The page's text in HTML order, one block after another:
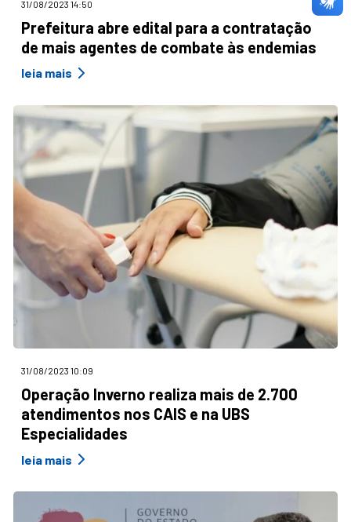
31/08/2023 14:50
Prefeitura abre edital para a contratação
de mais agentes de combate às endemias
leia mais
31/08/2023 10:09
Operação Inverno realiza mais de 2.700
atendimentos nos CAIS e na UBS
Especialidades
leia mais